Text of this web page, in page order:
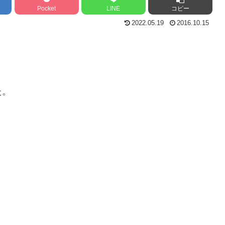
Pocket LINE コピー
2022.05.19 2016.10.15